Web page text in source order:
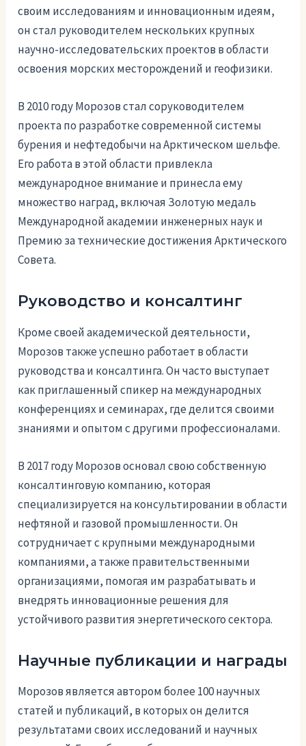
своим исследованиям и инновационным идеям,
он стал руководителем нескольких крупных
научно-исследовательских проектов в области
освоения морских месторождений и геофизики.
В 2010 году Морозов стал соруководителем
проекта по разработке современной системы
бурения и нефтедобычи на Арктическом шельфе.
Его работа в этой области привлекла
международное внимание и принесла ему
множество наград, включая Золотую медаль
Международной академии инженерных наук и
Премию за технические достижения Арктического
Совета.
Руководство и консалтинг
Кроме своей академической деятельности,
Морозов также успешно работает в области
руководства и консалтинга. Он часто выступает
как приглашенный спикер на международных
конференциях и семинарах, где делится своими
знаниями и опытом с другими профессионалами.
В 2017 году Морозов основал свою собственную
консалтинговую компанию, которая
специализируется на консультировании в области
нефтяной и газовой промышленности. Он
сотрудничает с крупными международными
компаниями, а также правительственными
организациями, помогая им разрабатывать и
внедрять инновационные решения для
устойчивого развития энергетического сектора.
Научные публикации и награды
Морозов является автором более 100 научных
статей и публикаций, в которых он делится
результатами своих исследований и научных